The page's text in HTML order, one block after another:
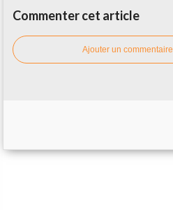
Commenter cet article
Ajouter un commentaire